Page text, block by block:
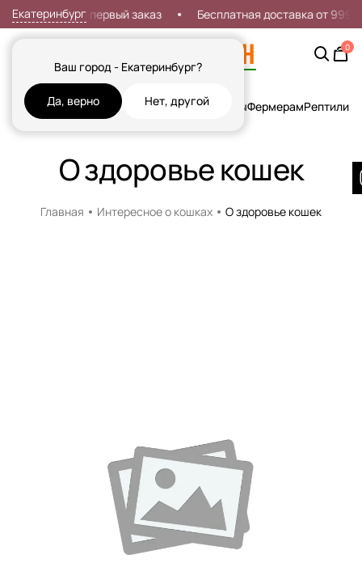
Екатеринбург
Ваш город - Екатеринбург?
Да, верно Нет, другой
Скидка 7% на первый заказ Бесплатная доставка от 999р
0
Кошки СобакиРыбы Грызуны и Хорьки ПтицыФермерамРептилии
О здоровье кошек
Главная Интересное о кошках О здоровье кошек